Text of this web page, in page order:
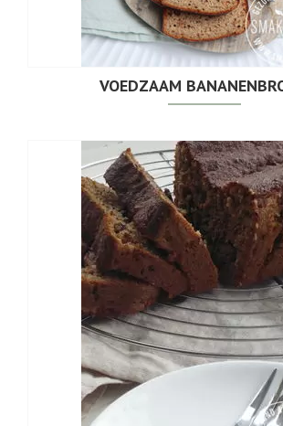
VOEDZAAM